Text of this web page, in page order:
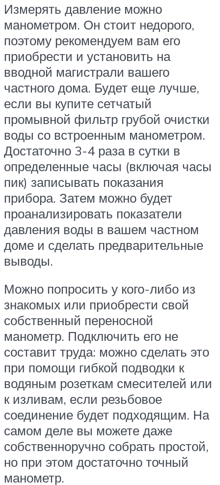
Измерять давление можно
манометром. Он стоит недорого,
поэтому рекомендуем вам его
приобрести и установить на
вводной магистрали вашего
частного дома. Будет еще лучше,
если вы купите сетчатый
промывной фильтр грубой очистки
воды со встроенным манометром.
Достаточно 3-4 раза в сутки в
определенные часы (включая часы
пик) записывать показания
прибора. Затем можно будет
проанализировать показатели
давления воды в вашем частном
доме и сделать предварительные
выводы.
Можно попросить у кого-либо из
знакомых или приобрести свой
собственный переносной
манометр. Подключить его не
составит труда: можно сделать это
при помощи гибкой подводки к
водяным розеткам смесителей или
к изливам, если резьбовое
соединение будет подходящим. На
самом деле вы можете даже
собственноручно собрать простой,
но при этом достаточно точный
манометр.